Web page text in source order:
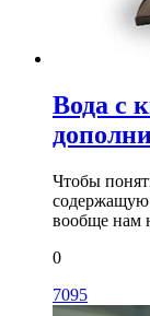
Вода с
Чтобы
содержащую
вообще
0
7095